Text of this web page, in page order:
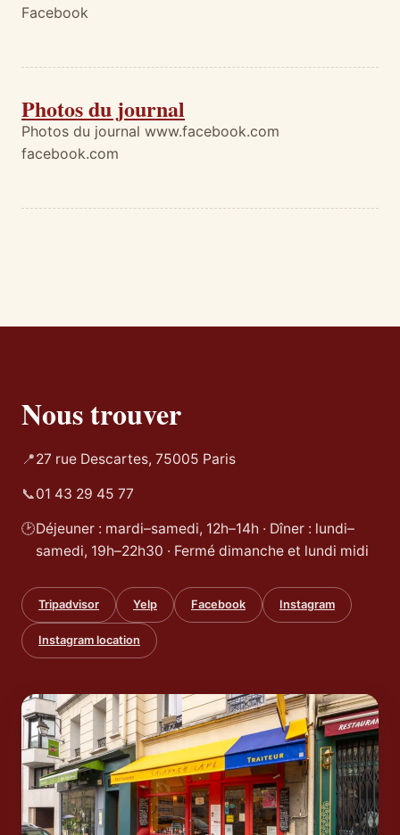
Facebook
Photos du journal
Photos du journal www.facebook.com
facebook.com
Nous trouver
📍27 rue Descartes, 75005 Paris
📞01 43 29 45 77
🕑Déjeuner : mardi–samedi, 12h–14h · Dîner : lundi–
samedi, 19h–22h30 · Fermé dimanche et lundi midi
Tripadvisor Yelp Facebook Instagram
Instagram location